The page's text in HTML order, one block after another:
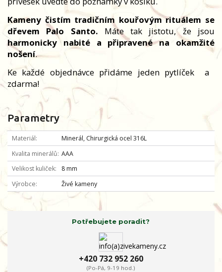
Kameny čistím tradičním kouřovým rituálem se
dřevem Palo Santo. Máte tak jistotu, že jsou
harmonicky nabité a připravené na okamžité
nošení.
Ke každé objednávce přidáme jeden pytlíček
a
zdarma!
Parametry
Materiál
Minerál, Chirurgická ocel 316L
Kvalita minerálů AAA
Velikost kuliček
8 mm
Výrobce
Živé kameny
Potřebujete poradit?
+420 732 952 260
(Po-Pá, 9-19 hod.)